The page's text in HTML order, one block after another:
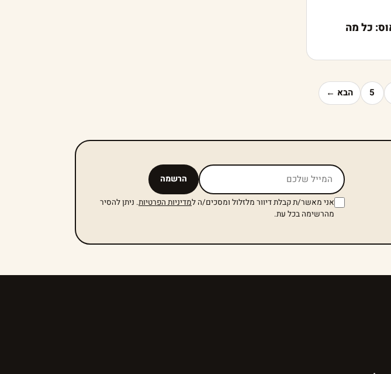
כל מה
5 הבא ←
הרשמה אל תמלאו שדה זה
אני מאשר/ת קבלת דיוור מלזלול ומסכים/ה למדיניות הפרטיות. ניתן להסיר
מהרשימה בכל עת.